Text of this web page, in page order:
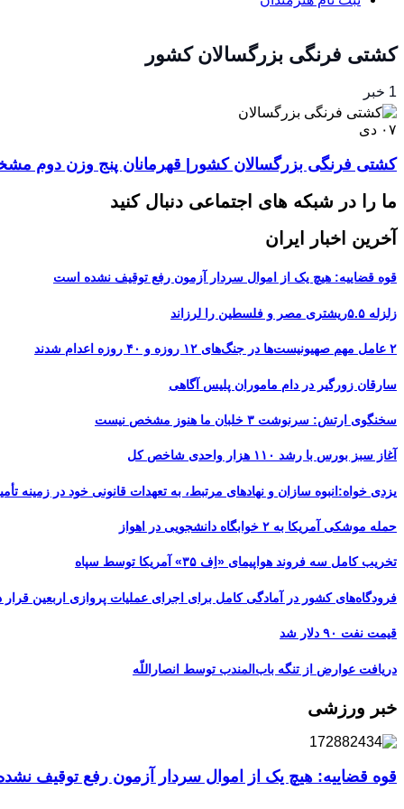
کشتی فرنگی بزرگسالان کشور
1 خبر
۰۷ دی
کشتی فرنگی بزرگسالان کشور| قهرمانان پنج وزن دوم
ما را در شبکه های اجتماعی دنبال کنید
آخرین اخبار ایران
قوه قضاییه: هیچ یک از اموال سردار آزمون رفع توقیف نشده است
زلزله ۵.۵ریشتری مصر و فلسطین را لرزاند
۲ عامل مهم صهیونیست‌ها در جنگ‌های ۱۲ روزه و ۴۰ روزه اعدام شدند
سارقان زورگیر در دام ماموران پلیس آگاهی
سخنگوی ارتش: سرنوشت ۳ خلبان ما هنوز مشخص نیست
آغاز سبز بورس با رشد ۱۱۰ هزار واحدی شاخص کل
یزدی خواه:انبوه سازان و نهادهای مرتبط، به تعهدات قانونی خود در زمینه
حمله موشکی آمریکا به ۲ خوابگاه دانشجویی در اهواز
تخریب کامل سه فروند هواپیمای «اِف ۳۵» آمریکا توسط سپاه
فرودگاه‌های کشور در آمادگی کامل برای اجرای عملیات پروازی اربعین قرار
قیمت نفت ۹۰ دلار شد
دریافت عوارض از تنگه باب‌المندب توسط انصاراللّه
خبر ورزشی
قوه قضاییه: هیچ یک از اموال سردار آزمون رفع توقیف